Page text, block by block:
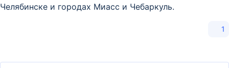
Челябинске и городах Миасс и Чебаркуль.
1